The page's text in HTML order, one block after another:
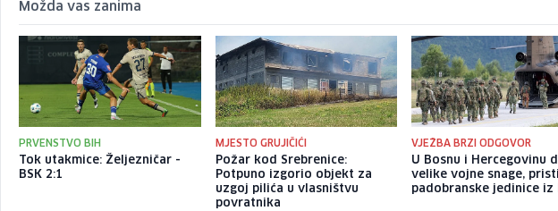
Možda vas zanima
PRVENSTVO BIH
Tok utakmice: Željezničar -
BSK 2:1
MJESTO GRUJIČIĆI
Požar kod Srebrenice:
Potpuno izgorio objekt za
uzgoj pilića u vlasništvu
povratnika
VJEŽBA BRZI ODGOVOR
U Bosnu i Hercegovinu
velike vojne snage,
padobranske jedinice iz